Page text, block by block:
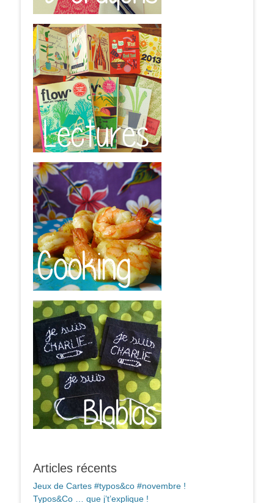
Articles récents
Jeux de Cartes #typos&co #novembre !
Typos&Co … que j’t’explique !